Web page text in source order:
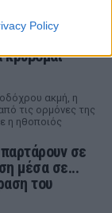
Policy
Τώρα
κρύβομαι
ακμή, η
τις ορμόνες της
η ηθοποιός
σε
μέσα σε...
του